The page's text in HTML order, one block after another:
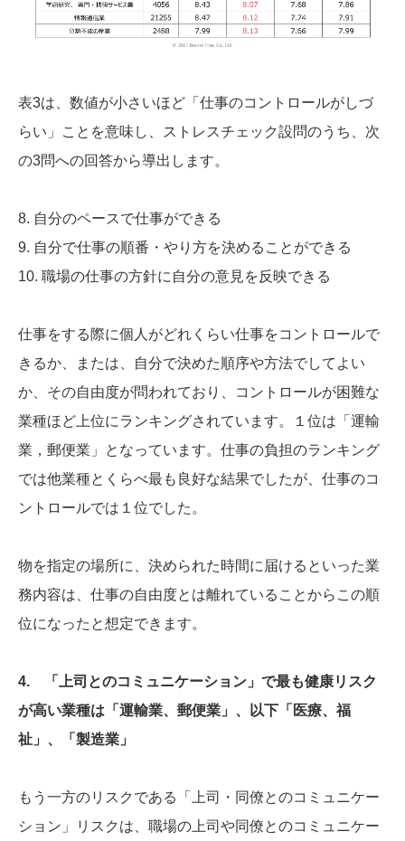
表3は、数値が小さいほど「仕事のコントロールがしづ
らい」ことを意味し、ストレスチェック設問のうち、次
の3問への回答から導出します。
8. 自分のペースで仕事ができる
9. 自分で仕事の順番・やり方を決めることができる
10. 職場の仕事の方針に自分の意見を反映できる
仕事をする際に個人がどれくらい仕事をコントロールで
きるか、または、自分で決めた順序や方法でしてよい
か、その自由度が問われており、コントロールが困難な
業種ほど上位にランキングされています。１位は「運輸
業，郵便業」となっています。仕事の負担のランキング
では他業種とくらべ最も良好な結果でしたが、仕事のコ
ントロールでは１位でした。
物を指定の場所に、決められた時間に届けるといった業
務内容は、仕事の自由度とは離れていることからこの順
位になったと想定できます。
4. 「上司とのコミュニケーション」で最も健康リスク
が高い業種は「運輸業、郵便業」、以下「医療、福
祉」、「製造業」
もう一方のリスクである「上司・同僚とのコミュニケー
ション」リスクは、職場の上司や同僚とのコミュニケー